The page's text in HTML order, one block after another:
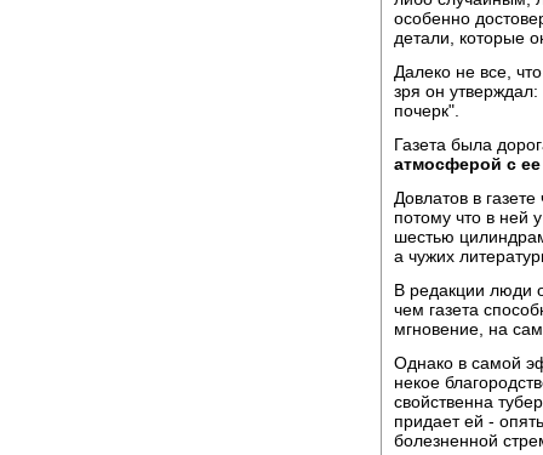
особенно
детали, которые
Далеко не все,
зря он
почерк".
Газета была
атмосферой с
Довлатов в
потому что в ней
шестью
а чужих
В редакции люди
чем газета
мгновение, на
Однако в самой
некое
свойственна
придает ей -
болезненной